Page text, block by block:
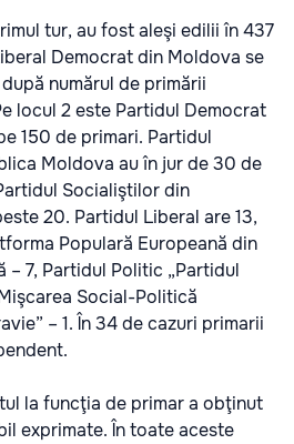
tur, au fost aleşi edilii în 437
Democrat din Moldova se
numărul de primării
locul 2 este Partidul Democrat
150 de primari. Partidul
Moldova au în jur de 30 de
Socialiştilor din
20. Partidul Liberal are 13,
Populară Europeană din
– 7, Partidul Politic „Partidul
Social-Politică
– 1. În 34 de cazuri primarii
la funcţia de primar a obţinut
exprimate. În toate aceste